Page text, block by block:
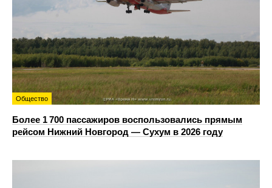
Общество
Более 1 700 пассажиров воспользовались прямым
рейсом Нижний Новгород — Сухум в 2026 году